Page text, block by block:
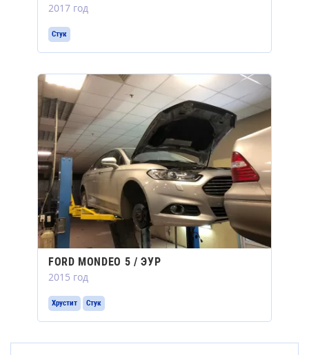
2017 год
Стук
FORD MONDEO 5 / ЭУР
2015 год
Хрустит Стук